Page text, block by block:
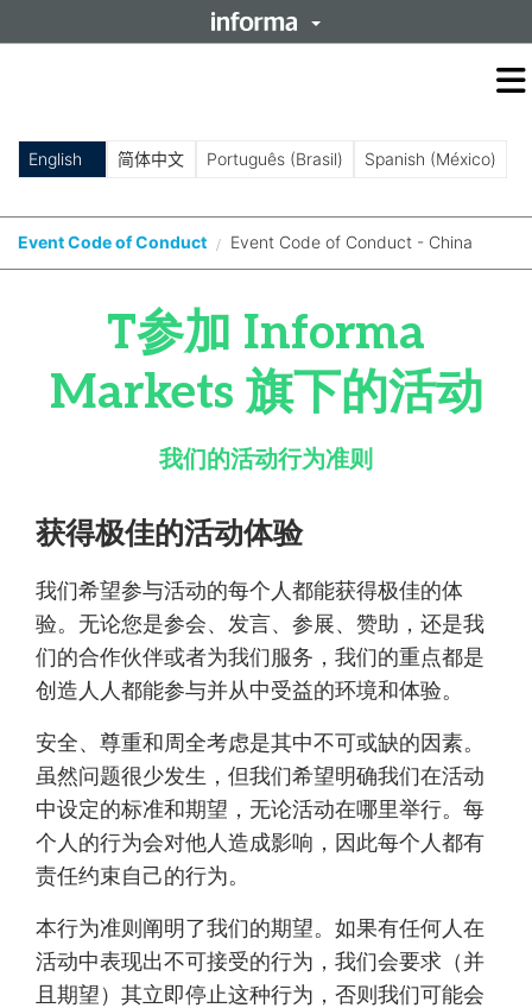
English 简体中文 Português (Brasil) Spanish (México)
Event Code of Conduct / Event Code of Conduct - China
T参加 Informa
Markets 旗下的活动
我们的活动行为准则
获得极佳的活动体验
我们希望参与活动的每个人都能获得极佳的体
验。无论您是参会、发言、参展、赞助，还是我
们的合作伙伴或者为我们服务，我们的重点都是
创造人人都能参与并从中受益的环境和体验。
安全、尊重和周全考虑是其中不可或缺的因素。
虽然问题很少发生，但我们希望明确我们在活动
中设定的标准和期望，无论活动在哪里举行。每
个人的行为会对他人造成影响，因此每个人都有
责任约束自己的行为。
本行为准则阐明了我们的期望。如果有任何人在
活动中表现出不可接受的行为，我们会要求（并
且期望）其立即停止这种行为，否则我们可能会